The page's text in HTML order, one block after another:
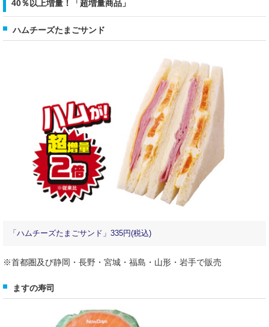
40％以上増量！「超増量商品」
ハムチーズたまごサンド
「ハムチーズたまごサンド」335円(税込)
※首都圏及び静岡・長野・宮城・福島・山形・岩手で販売
ますの寿司